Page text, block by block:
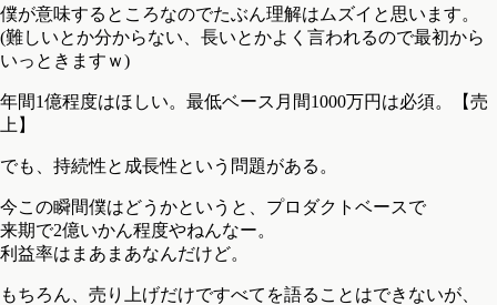
僕が意味するところなのでたぶん理解はムズイと思います。
(難しいとか分からない、長いとかよく言われるので最初から
いっときますｗ)
年間1億程度はほしい。最低ベース月間1000万円は必須。【売
上】
でも、持続性と成長性という問題がある。
今この瞬間僕はどうかというと、プロダクトベースで
来期で2億いかん程度やねんなー。
利益率はまあまあなんだけど。
もちろん、売り上げだけですべてを語ることはできないが、